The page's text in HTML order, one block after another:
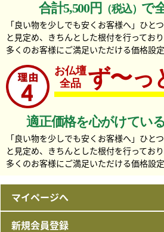
合計5,500円 （税込） で
「良い物を少しでも安くお客様へ」ひと
と見定め、きちんとした根付を行ってお
多くのお客様にご満足いただける価格設定
お仏壇
全品 ず〜っ
適正価格を心がけてい
「良い物を少しでも安くお客様へ」ひと
と見定め、きちんとした根付を行ってお
多くのお客様にご満足いただける価格設定
マイページへ
新規会員登録